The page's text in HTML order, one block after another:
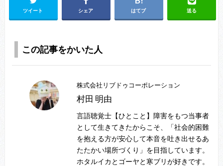
ツイート シェア はてブ 送る
この記事をかいた人
株式会社リブドゥコーポレーション
村田 明由
言語聴覚士【ひとこと】障害をもつ当事者
として生きてきたからこそ、「社会的困難
を抱える方が安心して本音を吐き出せるあ
たたかい場所づくり」を目指しています。
ホタルイカとゴーヤと寒ブリが好きです。